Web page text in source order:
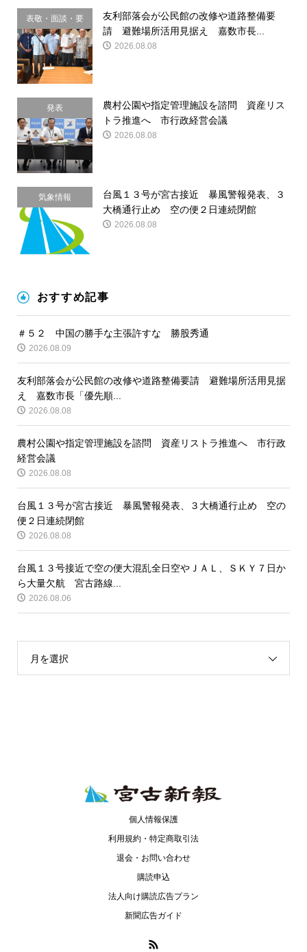
表敬・面談・要
請
友利部落会が公民館の改修や道路整備要
請 避難場所活用見据え 嘉数市長...
2026.08.08
発表
農村公園や指定管理施設を諮問 資産リス
トラ推進へ 市行政経営会議
2026.08.08
気象情報
台風１３号が宮古接近 暴風警報発表、３
大橋通行止め 空の便２日連続閉館
2026.08.08
おすすめ記事
＃５２ 中国の勝手な主張許すな 勝股秀通
2026.08.09
友利部落会が公民館の改修や道路整備要請 避難場所活用見据
え 嘉数市長「優先順...
2026.08.08
農村公園や指定管理施設を諮問 資産リストラ推進へ 市行政
経営会議
2026.08.08
台風１３号が宮古接近 暴風警報発表、３大橋通行止め 空の
便２日連続閉館
2026.08.08
台風１３号接近で空の便大混乱全日空やＪＡＬ、ＳＫＹ７日か
ら大量欠航 宮古路線...
2026.08.06
月を選択
個人情報保護
利用規約・特定商取引法
退会・お問い合わせ
購読申込
法人向け購読広告プラン
新聞広告ガイド